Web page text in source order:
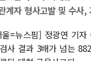
계자 형사고발 및 수사,
울=뉴스핌] 정광연 기자
사 결과 3배가 넘는